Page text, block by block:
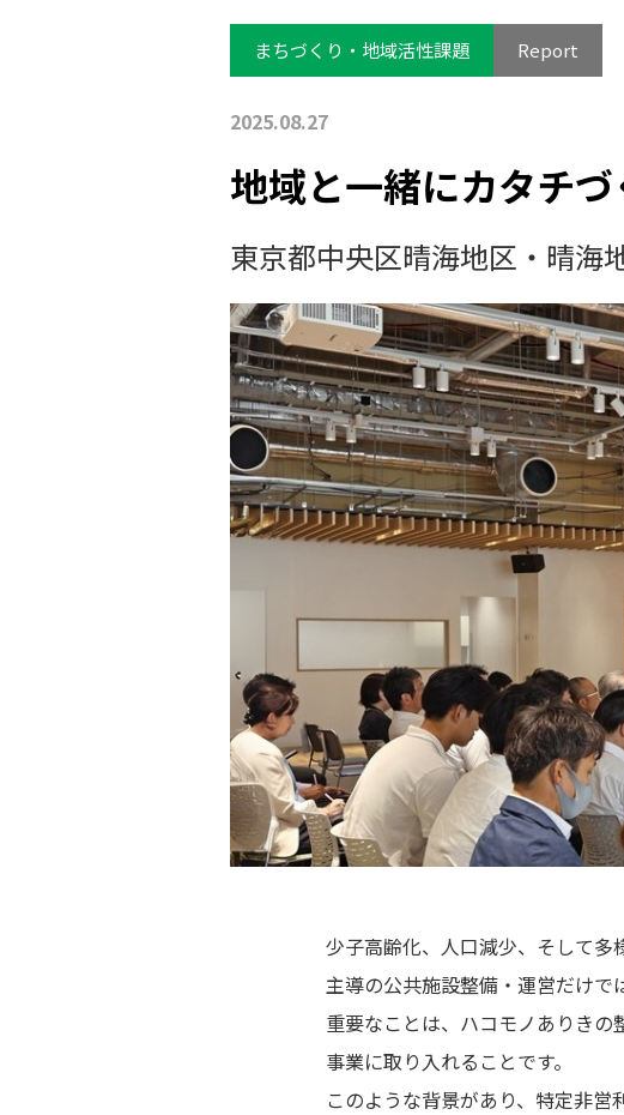
まちづくり・地域活性課題 Report
2025.08.27
地域と一緒にカタチ
東京都中央区晴海地区・晴海
少子高齢化、人口減少、そして
主導の公共施設整備・運営だけで
重要なことは、ハコモノありき
事業に取り入れることです。
このような背景があり、特定非